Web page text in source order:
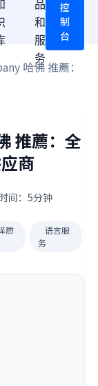
品
和
服
务
控
制
台
哈佛 推薦：
推薦：全
商
间：5分钟
质
语言服
务